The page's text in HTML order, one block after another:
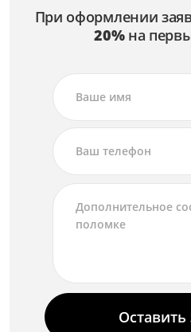
При оформлении
20%на
Оставить